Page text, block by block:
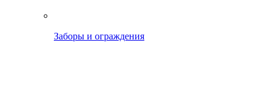
Заборы и ограждения